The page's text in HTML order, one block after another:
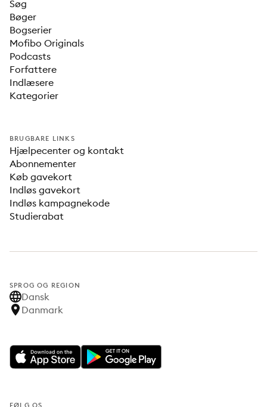
Søg
Bøger
Bogserier
Mofibo Originals
Podcasts
Forfattere
Indlæsere
Kategorier
BRUGBARE LINKS
Hjælpecenter og kontakt
Abonnementer
Køb gavekort
Indløs gavekort
Indløs kampagnekode
Studierabat
SPROG OG REGION
Dansk
Danmark
FØLG OS